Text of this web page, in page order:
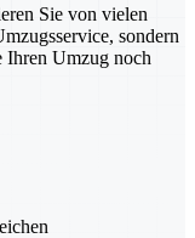
Sie von vielen
sondern
Ihren Umzug noch